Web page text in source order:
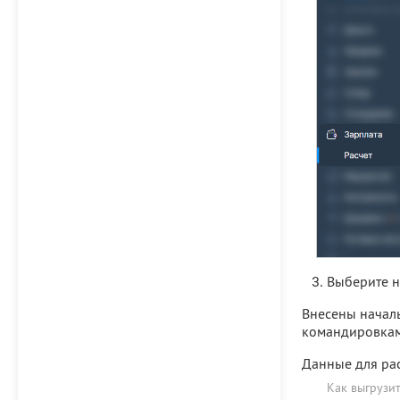
Выберите
Внесены
Данные для
Как